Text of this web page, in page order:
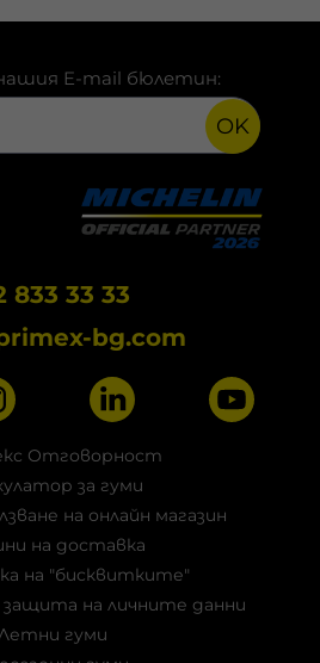
E-mail бюлетин:
OK
833 33 33
bg.com
Отговорност
за гуми
на онлайн магазин
на доставка
на "бисквитките"
на личните данни
гуми